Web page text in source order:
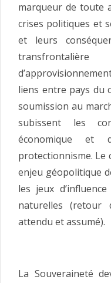
marqueur de toute
crises politiques et
et leurs
liens entre pays du
soumission au
subissent les
économique
protectionnisme.
enjeu géopolitique
les jeux
naturelles (retour
attendu et assumé).
La Souveraineté